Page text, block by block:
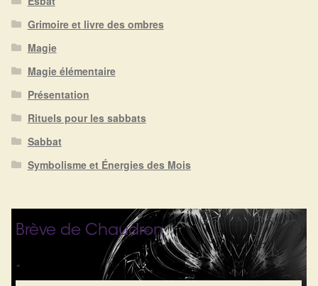
Détails du compte
Commandes
Panier
Grimoire et livre des ombres
Magie
Magie élémentaire
Présentation
Rituels pour les sabbats
Sabbat
Symbolisme et Énergies des Mois
Brève de Chaudron
"